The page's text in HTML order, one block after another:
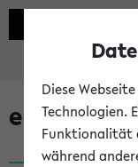
eKVV News
Diese
Technologien.
Funktionalität
während